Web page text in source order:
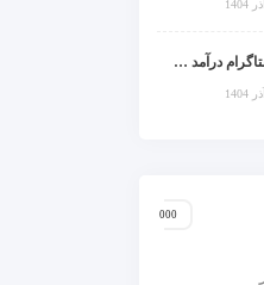
آیا پیجهای اینستاگرام درآمد دارند؟ راز موفقیت با استراتژی هوشمندانه